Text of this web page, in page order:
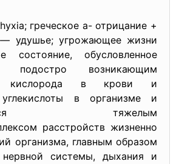
греческое а- отрицание +
— удушье; угрожающее жизни
состояние, обусловленное
возникающим
кислорода в крови и
углекислоты в организме и
тяжелым
расстройств жизненно
организма, главным образом
нервной системы, дыхания и